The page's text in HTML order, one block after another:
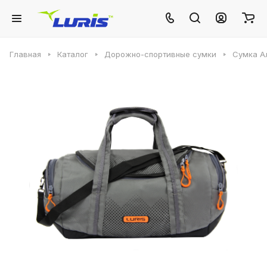
Главная Каталог Дорожно-спортивные сумки Сумка